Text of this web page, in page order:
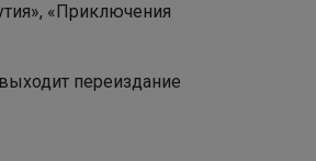
«Приключения
переиздание